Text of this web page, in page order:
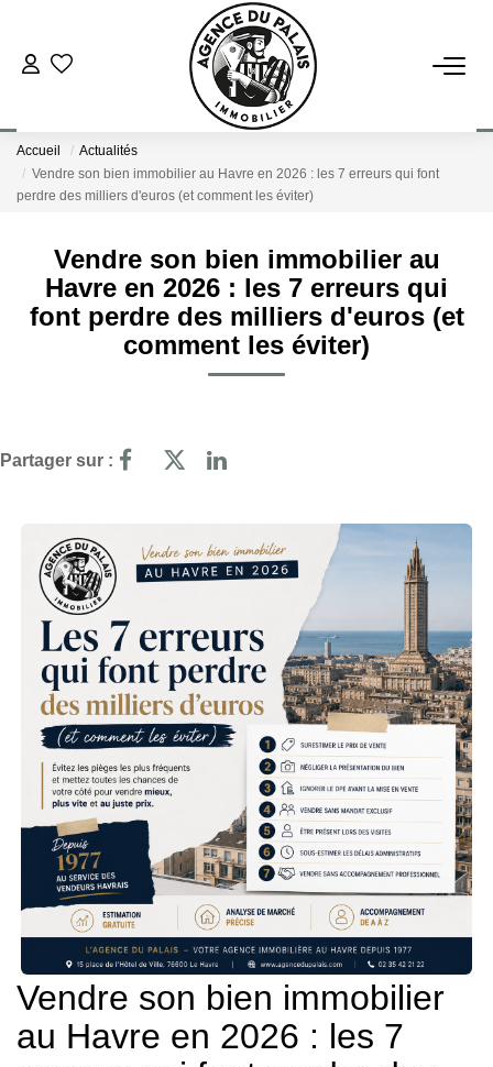
NOS BIENS
Louer
ESTIMATION
FAIRE GÉRER
L'AGENCE
Nos Valeurs
Notre Équipe
Recrutement
LE HAVRE ET SES QUARTIERS
CONTACT
Accueil
Actualités
Vendre son bien immobilier au Havre en 2026 : les 7 erreurs qui font
perdre des milliers d'euros (et comment les éviter)
Vendre son bien immobilier au
Havre en 2026 : les 7 erreurs qui
font perdre des milliers d'euros (et
comment les éviter)
Partager sur :
Vendre son bien immobilier
au Havre en 2026 : les 7